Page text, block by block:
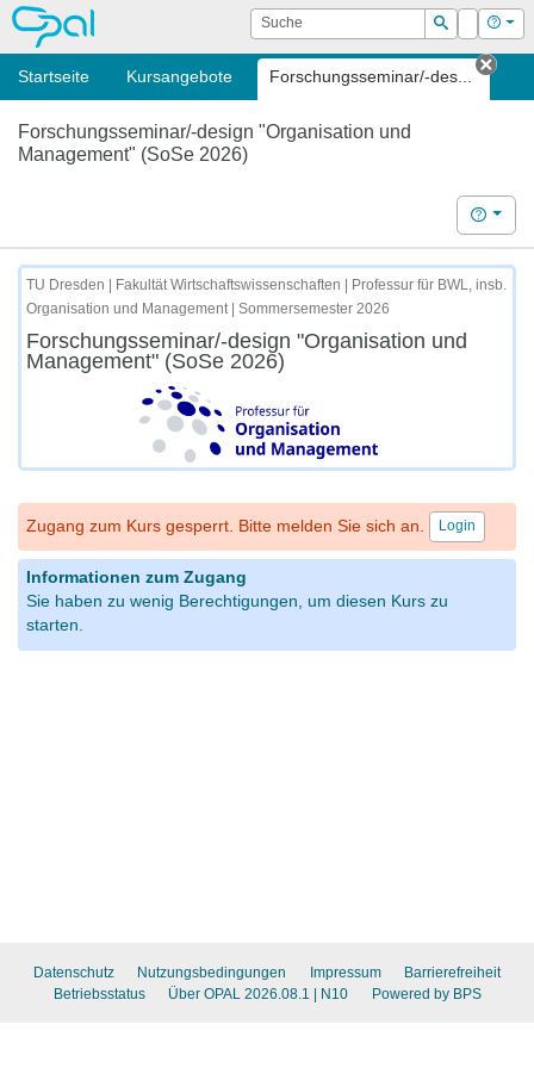
OPAL Suche
Suchen
Login Hilfe
Startseite Kursangebote Forschungsseminar/-des...
Tab
Forschungsseminar/-design "Organisation und
Management" (SoSe 2026)
Hilfe
TU Dresden | Fakultät Wirtschaftswissenschaften | Professur für BWL, insb.
Organisation und Management | Sommersemester 2026
Forschungsseminar/-design "Organisation und
Management" (SoSe 2026)
Zugang zum Kurs gesperrt. Bitte melden Sie sich an. Login
Informationen zum Zugang
Sie haben zu wenig Berechtigungen, um diesen Kurs zu
starten.
Datenschutz Nutzungsbedingungen Impressum
Barrierefreiheit
Betriebsstatus
Über OPAL 2026.08.1 | N10 Powered by BPS